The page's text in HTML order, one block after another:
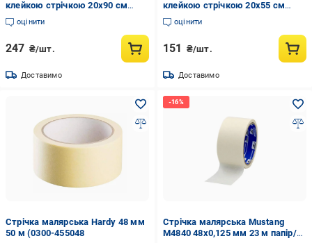
клейкою стрічкою 20х90 см
(0450-662009)
оцінити
247 ₴/шт.
Доставимо
клейкою стрічкою 20х55 см
(0450-662005)
оцінити
151 ₴/шт.
Доставимо
Стрічка малярська Hardy 48 мм
50 м (0300-455048
Стрічка малярська Mustang
M4840 48x0,125 мм 23 м папір/